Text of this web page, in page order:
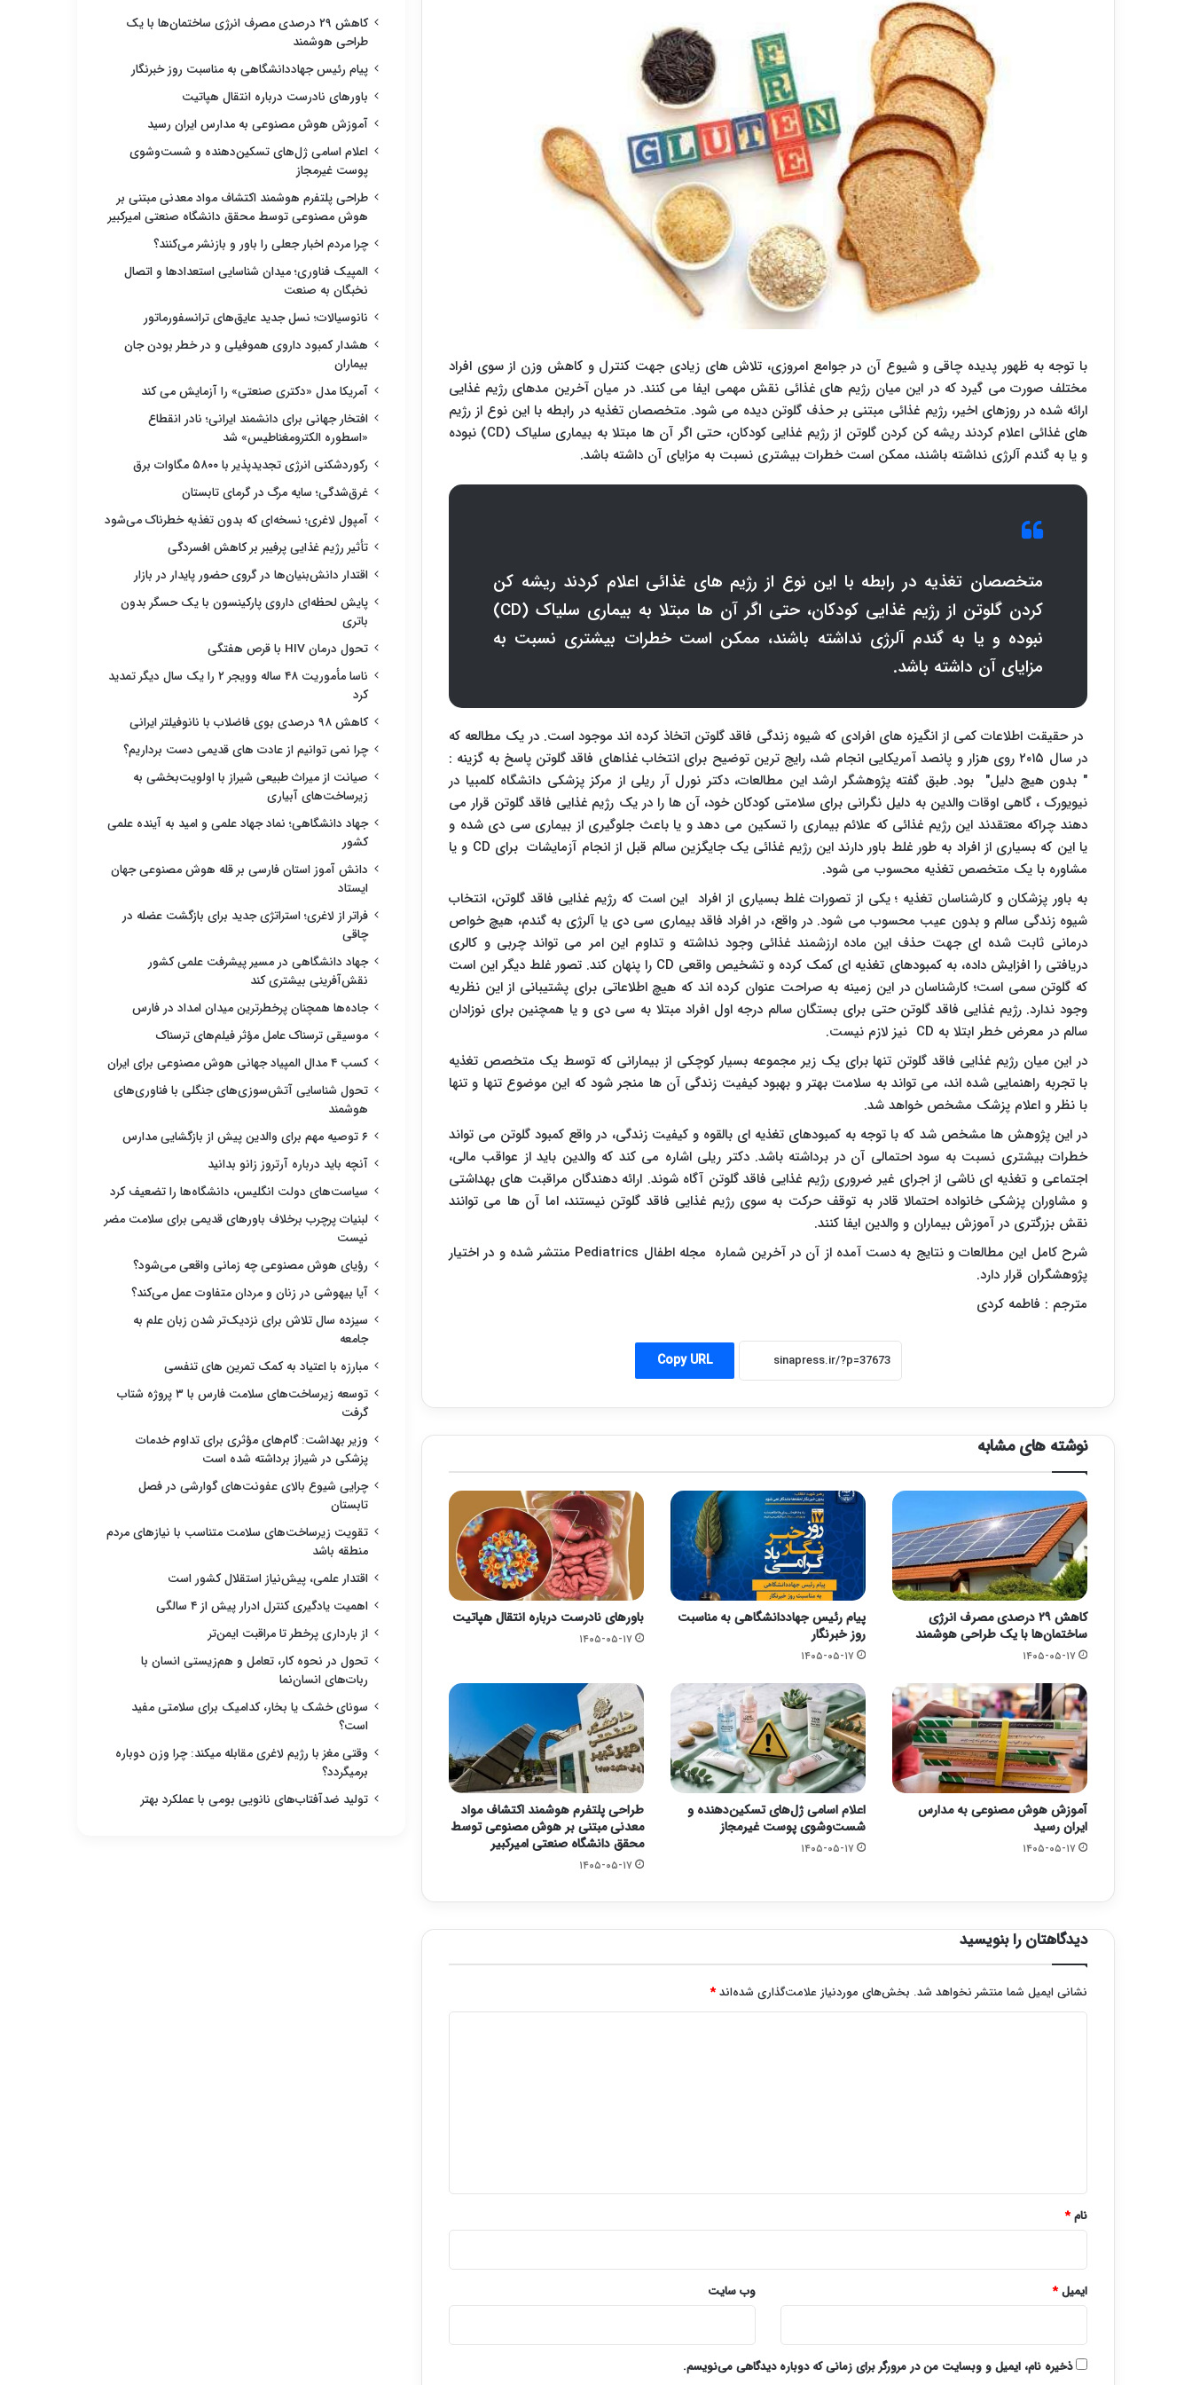
با توجه به ظهور پدیده چاقی و شیوع آن در جوامع امروزی، تلاش های زیادی جهت کنترل و کاهش وزن از سوی افراد
مختلف صورت می گیرد که در این میان رژیم های غذائی نقش مهمی ایفا می کنند. در میان آخرین مدهای رژیم غذایی
ارائه شده در روزهای اخیر، رژیم غذائی مبتنی بر حذف گلوتن دیده می شود. متخصصان تغذیه در رابطه با این نوع از رژیم
های غذائی اعلام کردند ریشه کن کردن گلوتن از رژیم غذایی کودکان، حتی اگر آن ها مبتلا به بیماری سلیاک (CD) نبوده
و یا به گندم آلرژی نداشته باشند، ممکن است خطرات بیشتری نسبت به مزایای آن داشته باشد.
متخصصان تغذیه در رابطه با این نوع از رژیم های غذائی اعلام کردند ریشه کن
کردن گلوتن از رژیم غذایی کودکان، حتی اگر آن ها مبتلا به بیماری سلیاک (CD
)
نبوده و یا به گندم آلرژی نداشته باشند، ممکن است خطرات بیشتری نسبت به
مزایای آن داشته باشد.
در حقیقت اطلاعات کمی از انگیزه های افرادی که شیوه زندگی فاقد گلوتن اتخاذ کرده اند موجود است. در یک مطالعه که
در سال ۲۰۱۵ روی هزار و پانصد آمریکایی انجام شد، رایج ترین توضیح برای انتخاب غذاهای فاقد گلوتن پاسخ به گزینه :
" بدون هیچ دلیل" بود. طبق گفته پژوهشگر ارشد این مطالعات، دکتر نورل آر ریلی از مرکز پزشکی دانشگاه کلمبیا در
نیویورک ، گاهی اوقات والدین به دلیل نگرانی برای سلامتی کودکان خود، آن ها را در یک رژیم غذایی فاقد گلوتن قرار می
دهند چراکه معتقدند این رژیم غذائی که علائم بیماری را تسکین می دهد و یا باعث جلوگیری از بیماری سی دی شده و
یا این که بسیاری از افراد به طور غلط باور دارند این رژیم غذائی یک جایگزین سالم قبل از انجام آزمایشات برای CD و یا
مشاوره با یک متخصص تغذیه محسوب می شود.
به باور پزشکان و کارشناسان تغذیه ؛ یکی از تصورات غلط بسیاری از افراد این است که رژیم غذایی فاقد گلوتن، انتخاب
شیوه زندگی سالم و بدون عیب محسوب می شود. در واقع، در افراد فاقد بیماری سی دی یا آلرژی به گندم، هیچ خواص
درمانی ثابت شده ای جهت حذف این ماده ارزشمند غذائی وجود نداشته و تداوم این امر می تواند چربی و کالری
دریافتی را افزایش داده، به کمبودهای تغذیه ای کمک کرده و تشخیص واقعی CD را پنهان کند. تصور غلط دیگر این است
که گلوتن سمی است؛ کارشناسان در این زمینه به صراحت عنوان کرده اند که هیچ اطلاعاتی برای پشتیبانی از این نظریه
وجود ندارد. رژیم غذایی فاقد گلوتن حتی برای بستگان سالم درجه اول افراد مبتلا به سی دی و یا همچنین برای نوزادان
سالم در معرض خطر ابتلا به CD نیز لازم نیست.
در این میان رژیم غذایی فاقد گلوتن تنها برای یک زیر مجموعه بسیار کوچکی از بیمارانی که توسط یک متخصص تغذیه
با تجربه راهنمایی شده اند، می تواند به سلامت بهتر و بهبود کیفیت زندگی آن ها منجر شود که این موضوع تنها و تنها
با نظر و اعلام پزشک مشخص خواهد شد.
در این پژوهش ها مشخص شد که با توجه به کمبودهای تغذیه ای بالقوه و کیفیت زندگی، در واقع کمبود گلوتن می تواند
خطرات بیشتری نسبت به سود احتمالی آن در برداشته باشد. دکتر ریلی اشاره می کند که والدین باید از عواقب مالی،
اجتماعی و تغذیه ای ناشی از اجرای غیر ضروری رژیم غذایی فاقد گلوتن آگاه شوند. ارائه دهندگان مراقبت های بهداشتی
و مشاوران پزشکی خانواده احتمالا قادر به توقف حرکت به سوی رژیم غذایی فاقد گلوتن نیستند، اما آن ها می توانند
نقش بزرگتری در آموزش بیماران و والدین ایفا کنند.
شرح کامل این مطالعات و نتایج به دست آمده از آن در آخرین شماره مجله اطفال Pediatrics منتشر شده و در اختیار
پژوهشگران قرار دارد.
مترجم : فاطمه کردی
Copy URL
نوشته های مشابه
کاهش ۲۹ درصدی مصرف انرژی
ساختمان‌ها با یک طراحی هوشمند
۱۴۰۵-۰۵-۱۷
پیام رئیس جهاددانشگاهی به مناسبت
روز خبرنگار
۱۴۰۵-۰۵-۱۷
باورهای نادرست درباره انتقال هپاتیت
۱۴۰۵-۰۵-۱۷
آموزش هوش مصنوعی به مدارس
ایران رسید
۱۴۰۵-۰۵-۱۷
اعلام اسامی ژل‌های تسکین‌دهنده و
شست‌وشوی پوست غیرمجاز
۱۴۰۵-۰۵-۱۷
طراحی پلتفرم هوشمند اکتشاف مواد
معدنی مبتنی بر هوش مصنوعی توسط
محقق دانشگاه صنعتی امیرکبیر
۱۴۰۵-۰۵-۱۷
دیدگاهتان را بنویسید
نشانی ایمیل شما منتشر نخواهد شد. بخش‌های موردنیاز علامت‌گذاری شده‌اند*
نام*
ایمیل* وب‌ سایت
ذخیره نام، ایمیل و وبسایت من در مرورگر برای زمانی که دوباره دیدگاهی می‌نویسم.
کاهش ۲۹ درصدی مصرف انرژی ساختمان‌ها با یک
طراحی هوشمند
پیام رئیس جهاددانشگاهی به مناسبت روز خبرنگار
باورهای نادرست درباره انتقال هپاتیت
آموزش هوش مصنوعی به مدارس ایران رسید
اعلام اسامی ژل‌های تسکین‌دهنده و شست‌وشوی
پوست غیرمجاز
طراحی پلتفرم هوشمند اکتشاف مواد معدنی مبتنی بر
هوش مصنوعی توسط محقق دانشگاه صنعتی امیرکبیر
چرا مردم اخبار جعلی را باور و بازنشر می‌کنند؟
المپیک فناوری؛ میدان شناسایی استعدادها و اتصال
نخبگان به صنعت
نانوسیالات؛ نسل جدید عایق‌های ترانسفورماتور
هشدار کمبود داروی هموفیلی و در خطر بودن جان
بیماران
آمریکا مدل «دکتری صنعتی» را آزمایش می کند
افتخار جهانی برای دانشمند ایرانی؛ نادر انقطاع
«اسطوره الکترومغناطیس» شد
رکوردشکنی انرژی تجدیدپذیر با ۵۸۰۰ مگاوات برق
غرق‌شدگی؛ سایه مرگ در گرمای تابستان
آمپول لاغری؛ نسخه‌ای که بدون تغذیه خطرناک می‌شود
تأثیر رژیم غذایی پرفیبر بر کاهش افسردگی
اقتدار دانش‌بنیان‌ها در گروی حضور پایدار در بازار
پایش لحظه‌ای داروی پارکینسون با یک حسگر بدون
باتری
تحول درمان HIV با قرص هفتگی
ناسا مأموریت ۴۸ ساله وویجر ۲ را یک سال دیگر تمدید
کرد
کاهش ۹۸ درصدی بوی فاضلاب با نانوفیلتر ایرانی
چرا نمی توانیم از عادت های قدیمی دست برداریم؟
صیانت از میراث طبیعی شیراز با اولویت‌بخشی به
زیرساخت‌های آبیاری
جهاد دانشگاهی؛ نماد جهاد علمی و امید به آینده علمی
کشور
دانش آموز استان فارسی بر قله هوش مصنوعی جهان
ایستاد
فراتر از لاغری؛ استراتژی جدید برای بازگشت عضله در
چاقی
جهاد دانشگاهی در مسیر پیشرفت علمی کشور
نقش‌آفرینی بیشتری کند
جاده‌ها همچنان پرخطرترین میدان امداد در فارس
موسیقی ترسناک عامل مؤثر فیلم‌های ترسناک
کسب ۴ مدال المپیاد جهانی هوش مصنوعی برای ایران
تحول شناسایی آتش‌سوزی‌های جنگلی با فناوری‌های
هوشمند
۶ توصیه مهم برای والدین پیش از بازگشایی مدارس
آنچه باید درباره آرتروز زانو بدانید
سیاست‌های دولت انگلیس، دانشگاه‌ها را تضعیف کرد
لبنیات پرچرب برخلاف باورهای قدیمی برای سلامت مضر
نیست
رؤیای هوش مصنوعی چه زمانی واقعی می‌شود؟
آیا بیهوشی در زنان و مردان متفاوت عمل می‌کند؟
سیزده سال تلاش برای نزدیک‌تر شدن زبان علم به
جامعه
مبارزه با اعتیاد به کمک تمرین های تنفسی
توسعه زیرساخت‌های سلامت فارس با ۳ پروژه شتاب
گرفت
وزیر بهداشت: گام‌های مؤثری برای تداوم خدمات
پزشکی در شیراز برداشته شده است
چرایی شیوع بالای عفونت‌های گوارشی در فصل
تابستان
تقویت زیرساخت‌های سلامت متناسب با نیازهای مردم
منطقه باشد
اقتدار علمی، پیش‌نیاز استقلال کشور است
اهمیت یادگیری کنترل ادرار پیش از ۴ سالگی
از بارداری پرخطر تا مراقبت ایمن‌تر
تحول در نحوه کار، تعامل و هم‌زیستی انسان با
ربات‌های انسان‌نما
سونای خشک یا بخار، کدامیک برای سلامتی مفید
است؟
وقتی مغز با رژیم لاغری مقابله میکند: چرا وزن دوباره
برمیگردد؟
تولید ضدآفتاب‌های نانویی بومی با عملکرد بهتر